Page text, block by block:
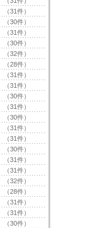
（31件）
（30件）
（31件）
（30件）
（32件）
（28件）
（31件）
（31件）
（30件）
（31件）
（30件）
（31件）
（31件）
（30件）
（31件）
（31件）
（32件）
（28件）
（31件）
（31件）
（30件）